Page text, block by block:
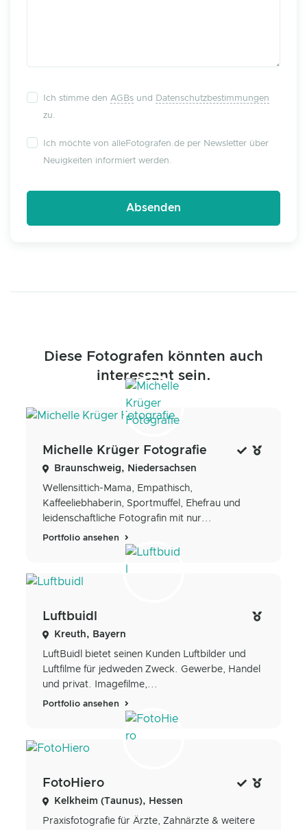
Ich stimme den AGBs und
Datenschutzbestimmungen
zu.
Ich möchte von alleFotografen.de per Newsletter über
Neuigkeiten informiert werden.
Diese Fotografen könnten auch
interessant sein.
Michelle Krüger Fotografie
Braunschweig, Niedersachsen
Wellensittich-Mama, Empathisch,
Kaffeeliebhaberin, Sportmuffel, Ehefrau und
leidenschaftliche Fotografin mit nur...
Portfolio ansehen
Luftbuidl
Kreuth, Bayern
LuftBuidl bietet seinen Kunden Luftbilder und
Luftfilme für jedweden Zweck. Gewerbe, Handel
und privat. Imagefilme,...
Portfolio ansehen
FotoHiero
Kelkheim (Taunus), Hessen
Praxisfotografie für Ärzte, Zahnärzte & weitere